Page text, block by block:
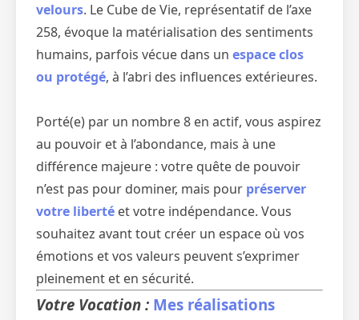
velours. Le Cube de Vie, représentatif de l’axe
258, évoque la matérialisation des sentiments
humains, parfois vécue dans un espace clos
ou protégé, à l’abri des influences extérieures.
Porté(e) par un nombre 8 en actif, vous aspirez
au pouvoir et à l’abondance, mais à une
différence majeure : votre quête de pouvoir
n’est pas pour dominer, mais pour préserver
votre liberté et votre indépendance. Vous
souhaitez avant tout créer un espace où vos
émotions et vos valeurs peuvent s’exprimer
pleinement et en sécurité.
Votre Vocation : Mes réalisations